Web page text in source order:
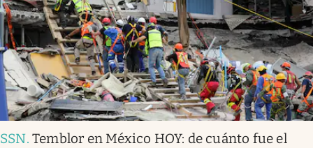
SSN.Temblor en México HOY: de cuánto fue el